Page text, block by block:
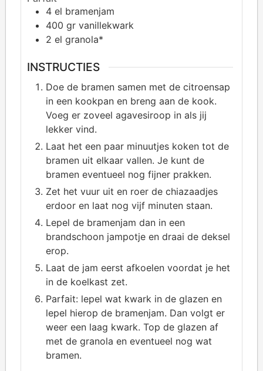
4 el bramenjam
400 gr vanillekwark
2 el granola*
INSTRUCTIES
Doe de bramen samen met de citroensap
in een kookpan en breng aan de kook.
Voeg er zoveel agavesiroop in als jij
lekker vind.
Laat het een paar minuutjes koken tot de
bramen uit elkaar vallen. Je kunt de
bramen eventueel nog fijner prakken.
Zet het vuur uit en roer de chiazaadjes
erdoor en laat nog vijf minuten staan.
Lepel de bramenjam dan in een
brandschoon jampotje en draai de deksel
erop.
Laat de jam eerst afkoelen voordat je het
in de koelkast zet.
Parfait: lepel wat kwark in de glazen en
lepel hierop de bramenjam. Dan volgt er
weer een laag kwark. Top de glazen af
met de granola en eventueel nog wat
bramen.